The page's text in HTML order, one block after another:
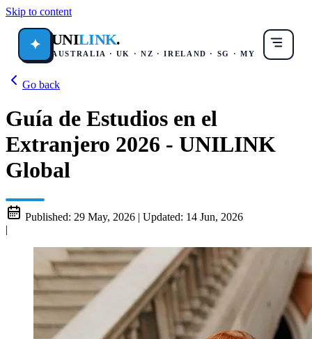
Skip to content
✦ UNILINK.
AUSTRALIA · UK · NZ · IRELAND · SG · MY
Go back
Guía de Estudios en el
Extranjero 2026 - UNILINK
Global
Published: 29 May, 2026 | Updated: 14 Jun, 2026
|